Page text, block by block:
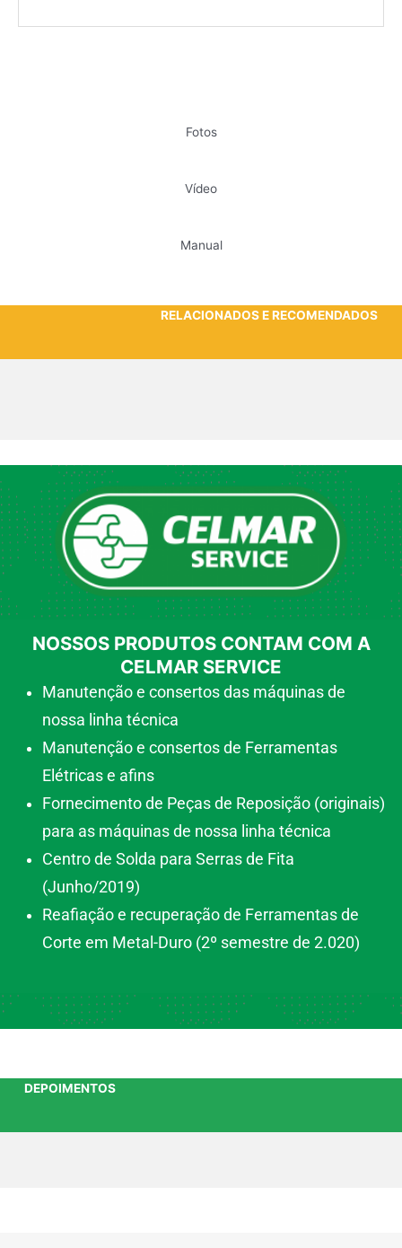
Fotos
Vídeo
Manual
RELACIONADOS E RECOMENDADOS
NOSSOS PRODUTOS CONTAM COM A
CELMAR SERVICE
Manutenção e consertos das máquinas de
nossa linha técnica
Manutenção e consertos de Ferramentas
Elétricas e afins
Fornecimento de Peças de Reposição (originais)
para as máquinas de nossa linha técnica
Centro de Solda para Serras de Fita
(Junho/2019)
Reafiação e recuperação de Ferramentas de
Corte em Metal-Duro (2º semestre de 2.020)
DEPOIMENTOS